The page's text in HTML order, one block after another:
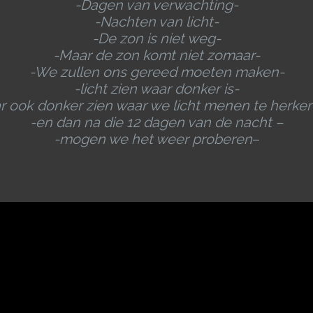
-Dagen van verwachting-
-Nachten van licht-
-De zon is niet weg-
-Maar de zon komt niet zomaar-
-We zullen ons gereed moeten maken-
-licht zien waar donker is-
ook donker zien waar we licht menen te
-en dan na die 12 dagen van de nacht –
-mogen we het weer proberen–